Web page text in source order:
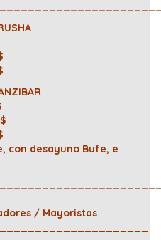
con desayuno Bufe, e
/ Mayoristas